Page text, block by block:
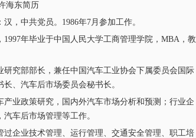
海东简历
，中共党员。1986年7月参加工作。
年毕业于中国人民大学工商管理学院，MBA，教
究部部长，兼任中国汽车工业协会下属委员会国际
、汽车后市场委员会秘书长。
业政策研究，国内外汽车市场分析和预测；行业企
车后市场管理等工作。
企业技术管理、运行管理、交通安全管理、职工培